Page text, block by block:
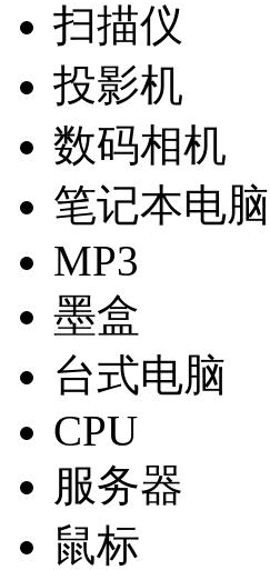
扫描仪
投影机
数码相机
笔记本电脑
MP3
墨盒
台式电脑
CPU
服务器
鼠标